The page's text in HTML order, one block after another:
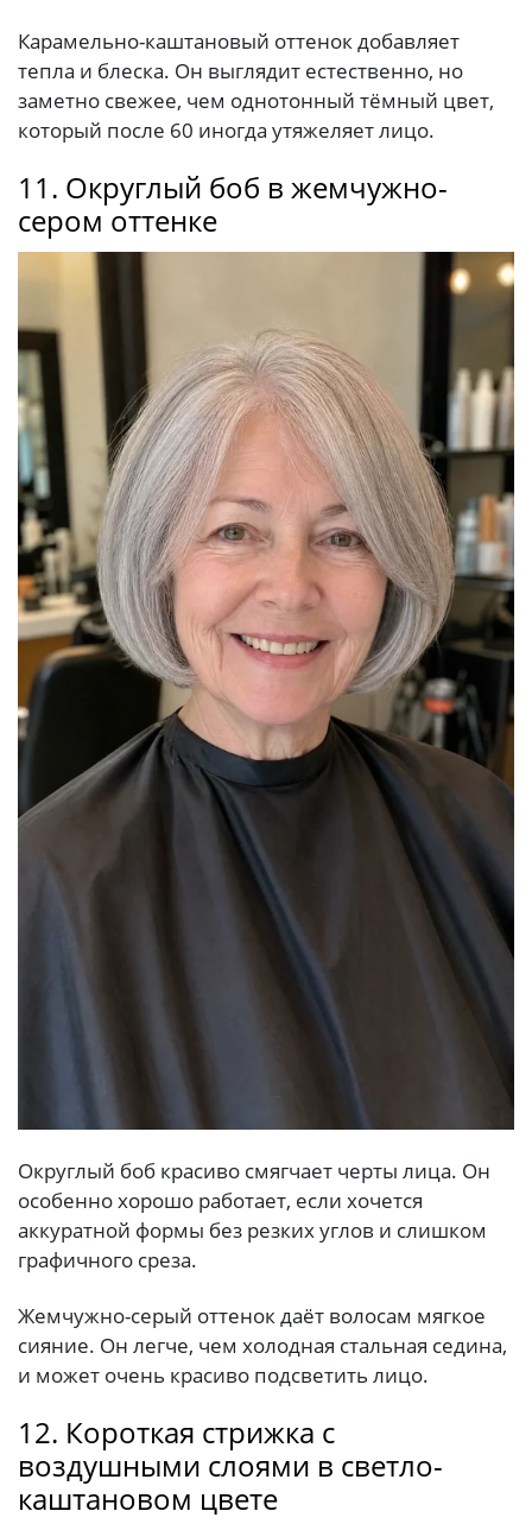
Карамельно-каштановый оттенок добавляет
тепла и блеска. Он выглядит естественно, но
заметно свежее, чем однотонный тёмный цвет,
который после 60 иногда утяжеляет лицо.
11. Округлый боб в жемчужно-
сером оттенке
Округлый боб красиво смягчает черты лица. Он
особенно хорошо работает, если хочется
аккуратной формы без резких углов и слишком
графичного среза.
Жемчужно-серый оттенок даёт волосам мягкое
сияние. Он легче, чем холодная стальная седина,
и может очень красиво подсветить лицо.
12. Короткая стрижка с
воздушными слоями в светло-
каштановом цвете